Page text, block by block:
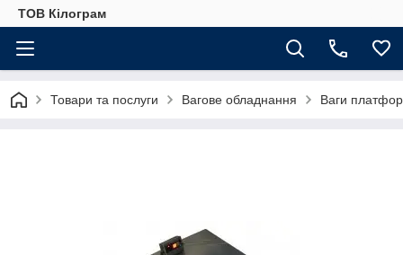
ТОВ Кілограм
Товари та послуги Вагове обладнання Ваги